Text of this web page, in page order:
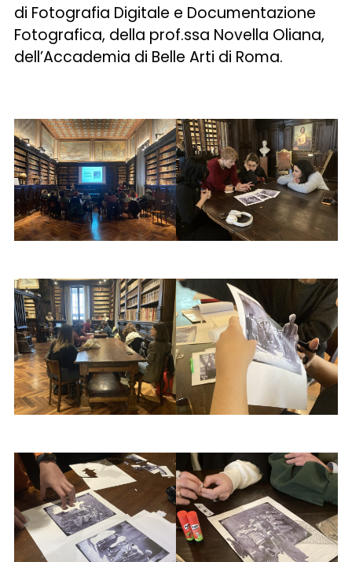
di Fotografia Digitale e Documentazione
Fotografica, della prof.ssa Novella Oliana,
dell’Accademia di Belle Arti di Roma.